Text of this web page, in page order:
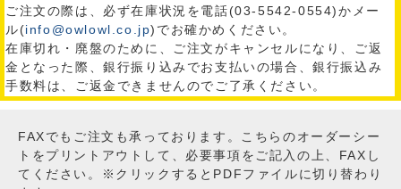
ご注文の際は、必ず在庫状況を電話(03-5542-0554)かメー
ル(info@owlowl.co.jp)でお確かめください。
在庫切れ・廃盤のために、ご注文がキャンセルになり、ご返
金となった際、銀行振り込みでお支払いの場合、銀行振込み
手数料は、ご返金できませんのでご了承ください。
FAXでもご注文も承っております。こちらのオーダーシー
トをプリントアウトして、必要事項をご記入の上、FAXし
てください。※クリックするとPDFファイルに切り替わり